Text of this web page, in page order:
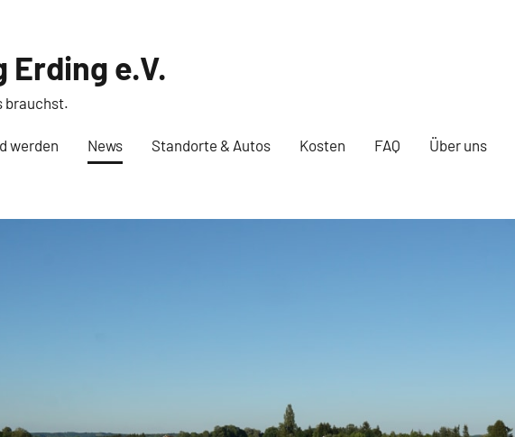
Erding e.V.
brauchst.
werden News Standorte & Autos Kosten FAQ Über uns